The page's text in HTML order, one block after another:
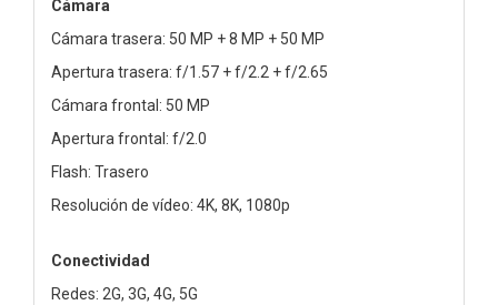
Cámara
Cámara trasera: 50 MP + 8 MP + 50 MP
Apertura trasera: f/1.57 + f/2.2 + f/2.65
Cámara frontal: 50 MP
Apertura frontal: f/2.0
Flash: Trasero
Resolución de vídeo: 4K, 8K, 1080p
Conectividad
Redes: 2G, 3G, 4G, 5G